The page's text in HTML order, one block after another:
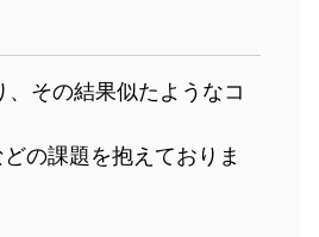
その結果似たようなコ
の課題を抱えておりま